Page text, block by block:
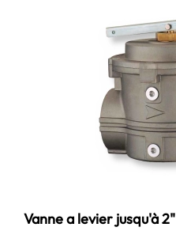
Vanne a levier jusqu'à 2"